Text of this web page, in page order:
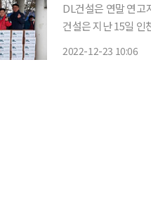
DL건설은 연말 연고
건설은 지난 15일 인
2022-12-23 10:06